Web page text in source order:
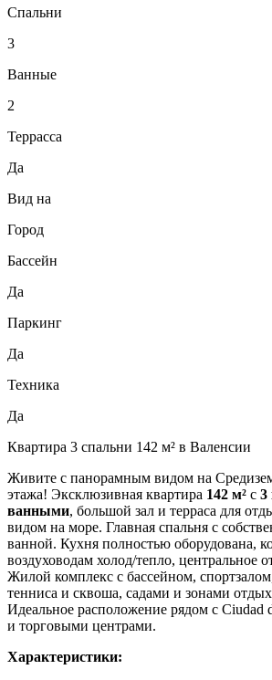
Спальни
3
Ванные
2
Террасса
Да
Вид на
Город
Бассейн
Да
Паркинг
Да
Техника
Да
Квартира 3 спальни 142 м² в Валенсии
Живите с панорамным видом на
этажа! Эксклюзивная квартира 142 м² с 3
ванными, большой зал и терраса для
видом на море. Главная спальня с
ванной. Кухня полностью оборудована,
воздуховодам холод/тепло, центральное
Жилой комплекс с бассейном,
тенниса и сквоша, садами и зонами
Идеальное расположение рядом с Ciudad
и торговыми центрами.
Характеристики: